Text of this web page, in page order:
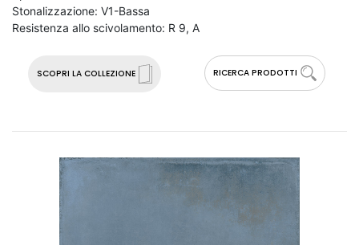
SCOPRI LA COLLEZIONE RICERCA PRODOTTI
Stonalizzazione: V1-Bassa
Resistenza allo scivolamento: R 9, A